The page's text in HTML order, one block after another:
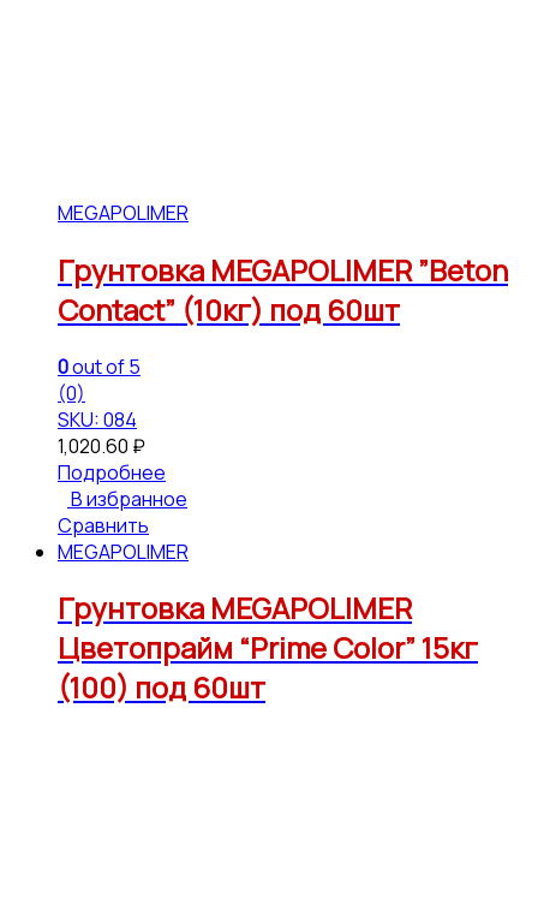
MEGAPOLIMER
Грунтовка MEGAPOLIMER ”Beton
Contact” (10кг) под 60шт
0out of 5
(0)
SKU: 084
1,020.60 ₽
Подробнее
В избранное
Сравнить
MEGAPOLIMER
Грунтовка MEGAPOLIMER
Цветопрайм “Prime Color” 15кг
(100) под 60шт